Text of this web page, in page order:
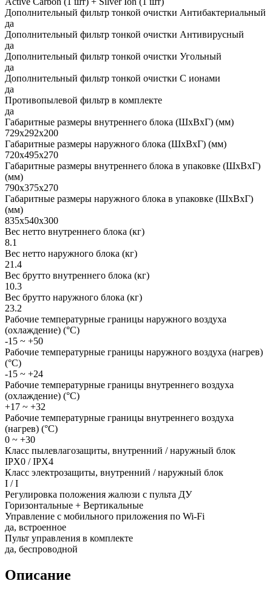
Дополнительный фильтр тонкой очистки Антибактериальный
да
Дополнительный фильтр тонкой очистки Антивирусный
да
Дополнительный фильтр тонкой очистки Угольный
да
Дополнительный фильтр тонкой очистки С ионами
да
Противопылевой фильтр в комплекте
да
Габаритные размеры внутреннего блока (ШxВxГ) (мм)
729x292x200
Габаритные размеры наружного блока (ШxВxГ) (мм)
720x495x270
Габаритные размеры внутреннего блока в упаковке (ШxВxГ)
(мм)
790x375x270
Габаритные размеры наружного блока в упаковке (ШxВxГ)
(мм)
835x540x300
Вес нетто внутреннего блока (кг)
8.1
Вес нетто наружного блока (кг)
21.4
Вес брутто внутреннего блока (кг)
10.3
Вес брутто наружного блока (кг)
23.2
Рабочие температурные границы наружного воздуха
(охлаждение) (°C)
-15 ~ +50
Рабочие температурные границы наружного воздуха (нагрев)
(°C)
-15 ~ +24
Рабочие температурные границы внутреннего воздуха
(охлаждение) (°C)
+17 ~ +32
Рабочие температурные границы внутреннего воздуха
(нагрев) (°C)
0 ~ +30
Класс пылевлагозащиты, внутренний / наружный блок
IPX0 / IPX4
Класс электрозащиты, внутренний / наружный блок
I / I
Регулировка положения жалюзи с пульта ДУ
Горизонтальные + Вертикальные
Управление c мобильного приложения по Wi-Fi
да, встроенное
Пульт управления в комплекте
да, беспроводной
Описание